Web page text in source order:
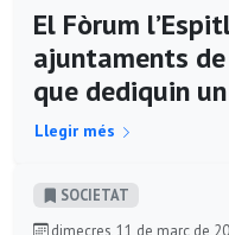
El Fòrum
ajuntaments
que dediquin
Llegir més
SOCIETAT
dimecres, 11 de març de